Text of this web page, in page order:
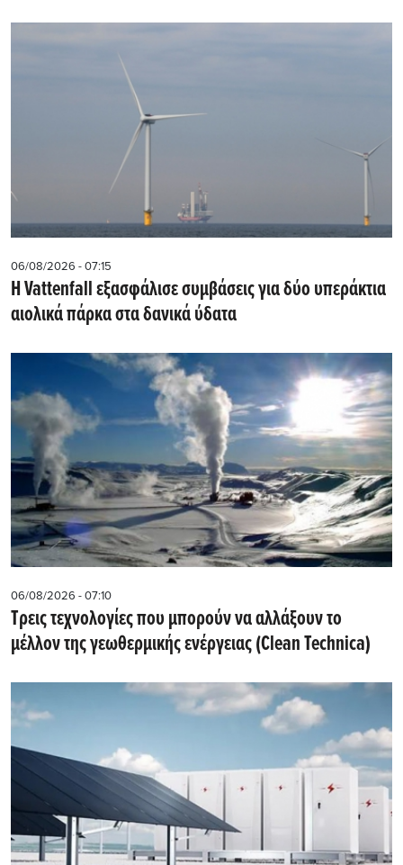
06/08/2026 - 07:15
Η Vattenfall εξασφάλισε συμβάσεις για δύο υπεράκτια
αιολικά πάρκα στα δανικά ύδατα
06/08/2026 - 07:10
Τρεις τεχνολογίες που μπορούν να αλλάξουν το
μέλλον της γεωθερμικής ενέργειας (Clean Technica)